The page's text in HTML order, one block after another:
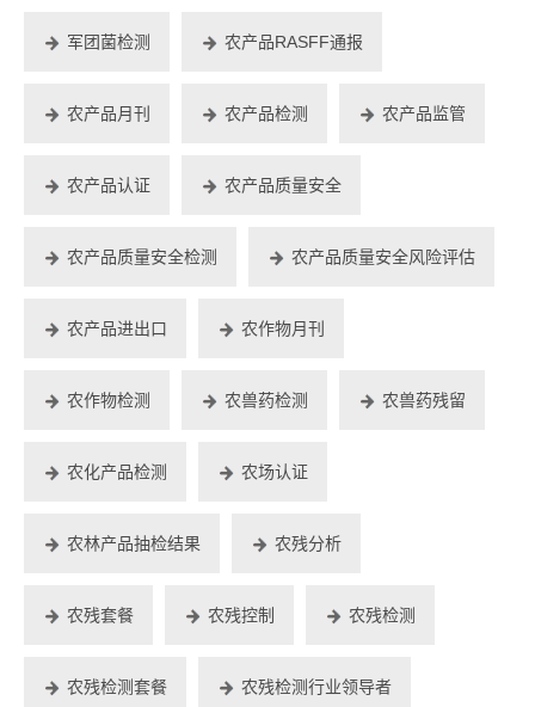
军团菌检测 农产品RASFF通报
农产品月刊 农产品检测 农产品监管
农产品认证 农产品质量安全
农产品质量安全检测 农产品质量安全风险评估
农产品进出口 农作物月刊
农作物检测 农兽药检测 农兽药残留
农化产品检测 农场认证
农林产品抽检结果 农残分析
农残套餐 农残控制 农残检测
农残检测套餐 农残检测行业领导者